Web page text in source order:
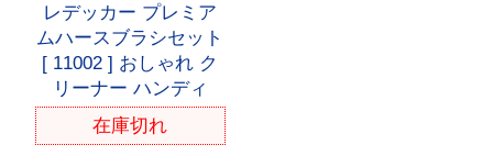
レデッカー プレミア
ムハースブラシセット
[ 11002 ] おしゃれ ク
リーナー ハンディ
在庫切れ